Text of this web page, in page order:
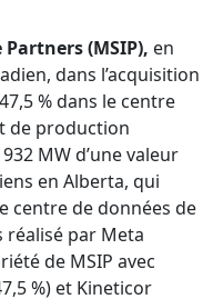
préventive :
sanctions
et
:
CBD,
masques),
et aliments
(MSIP), en
dans l’acquisition
% dans le centre
de production
MW d’une valeur
en Alberta, qui
centre de données de
réalisé par Meta
de MSIP avec
%) et Kineticor